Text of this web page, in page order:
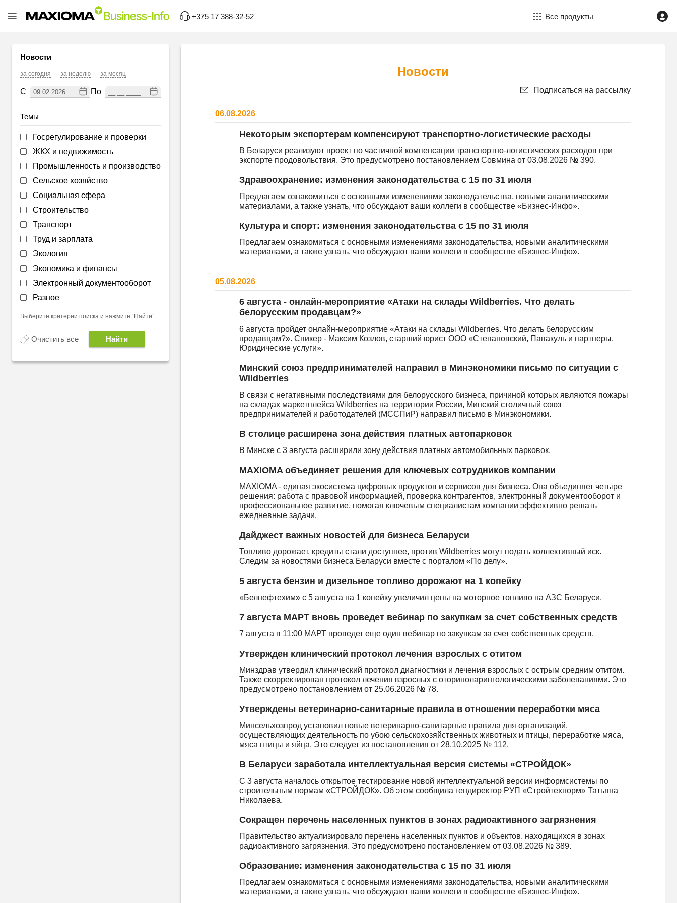
+375 17 388-32-52 Все продукты
Новости
за сегодня за неделю за месяц
С По
Темы
Госрегулирование и проверки
ЖКХ и недвижимость
Промышленность и производство
Сельское хозяйство
Социальная сфера
Строительство
Транспорт
Труд и зарплата
Экология
Экономика и финансы
Электронный документооборот
Разное
Выберите критерии поиска и нажмите “Найти”
Очистить все
Новости
Подписаться на рассылку
06.08.2026
Некоторым экспортерам компенсируют транспортно-логистические расходы
В Беларуси реализуют проект по частичной компенсации транспортно-логистических расходов при
экспорте продовольствия. Это предусмотрено постановлением Совмина от 03.08.2026 № 390.
Здравоохранение: изменения законодательства с 15 по 31 июля
Предлагаем ознакомиться с основными изменениями законодательства, новыми аналитическими
материалами, а также узнать, что обсуждают ваши коллеги в сообществе «Бизнес-Инфо».
Культура и спорт: изменения законодательства с 15 по 31 июля
Предлагаем ознакомиться с основными изменениями законодательства, новыми аналитическими
материалами, а также узнать, что обсуждают ваши коллеги в сообществе «Бизнес-Инфо».
05.08.2026
6 августа - онлайн-мероприятие «Атаки на склады Wildberries. Что делать
белорусским продавцам?»
6 августа пройдет онлайн-мероприятие «Атаки на склады Wildberries. Что делать белорусским
продавцам?». Спикер - Максим Козлов, старший юрист ООО «Степановский, Папакуль и партнеры.
Юридические услуги».
Минский союз предпринимателей направил в Минэкономики письмо по ситуации с
Wildberries
В связи с негативными последствиями для белорусского бизнеса, причиной которых являются пожары
на складах маркетплейса Wildberries на территории России, Минский столичный союз
предпринимателей и работодателей (МССПиР) направил письмо в Минэкономики.
В столице расширена зона действия платных автопарковок
В Минске с 3 августа расширили зону действия платных автомобильных парковок.
MAXIOMA объединяет решения для ключевых сотрудников компании
MAXIOMA - единая экосистема цифровых продуктов и сервисов для бизнеса. Она объединяет четыре
решения: работа с правовой информацией, проверка контрагентов, электронный документооборот и
профессиональное развитие, помогая ключевым специалистам компании эффективно решать
ежедневные задачи.
Дайджест важных новостей для бизнеса Беларуси
Топливо дорожает, кредиты стали доступнее, против Wildberries могут подать коллективный иск.
Следим за новостями бизнеса Беларуси вместе с порталом «По делу».
5 августа бензин и дизельное топливо дорожают на 1 копейку
«Белнефтехим» с 5 августа на 1 копейку увеличил цены на моторное топливо на АЗС Беларуси.
7 августа МАРТ вновь проведет вебинар по закупкам за счет собственных средств
7 августа в 11:00 МАРТ проведет еще один вебинар по закупкам за счет собственных средств.
Утвержден клинический протокол лечения взрослых с отитом
Минздрав утвердил клинический протокол диагностики и лечения взрослых с острым средним отитом.
Также скорректирован протокол лечения взрослых с оториноларингологическими заболеваниями. Это
предусмотрено постановлением от 25.06.2026 № 78.
Утверждены ветеринарно-санитарные правила в отношении переработки мяса
Минсельхозпрод установил новые ветеринарно-санитарные правила для организаций,
осуществляющих деятельность по убою сельскохозяйственных животных и птицы, переработке мяса,
мяса птицы и яйца. Это следует из постановления от 28.10.2025 № 112.
В Беларуси заработала интеллектуальная версия системы «СТРОЙДОК»
С 3 августа началось открытое тестирование новой интеллектуальной версии информсистемы по
строительным нормам «СТРОЙДОК». Об этом сообщила гендиректор РУП «Стройтехнорм» Татьяна
Николаева.
Сокращен перечень населенных пунктов в зонах радиоактивного загрязнения
Правительство актуализировало перечень населенных пунктов и объектов, находящихся в зонах
радиоактивного загрязнения. Это предусмотрено постановлением от 03.08.2026 № 389.
Образование: изменения законодательства с 15 по 31 июля
Предлагаем ознакомиться с основными изменениями законодательства, новыми аналитическими
материалами, а также узнать, что обсуждают ваши коллеги в сообществе «Бизнес-Инфо».